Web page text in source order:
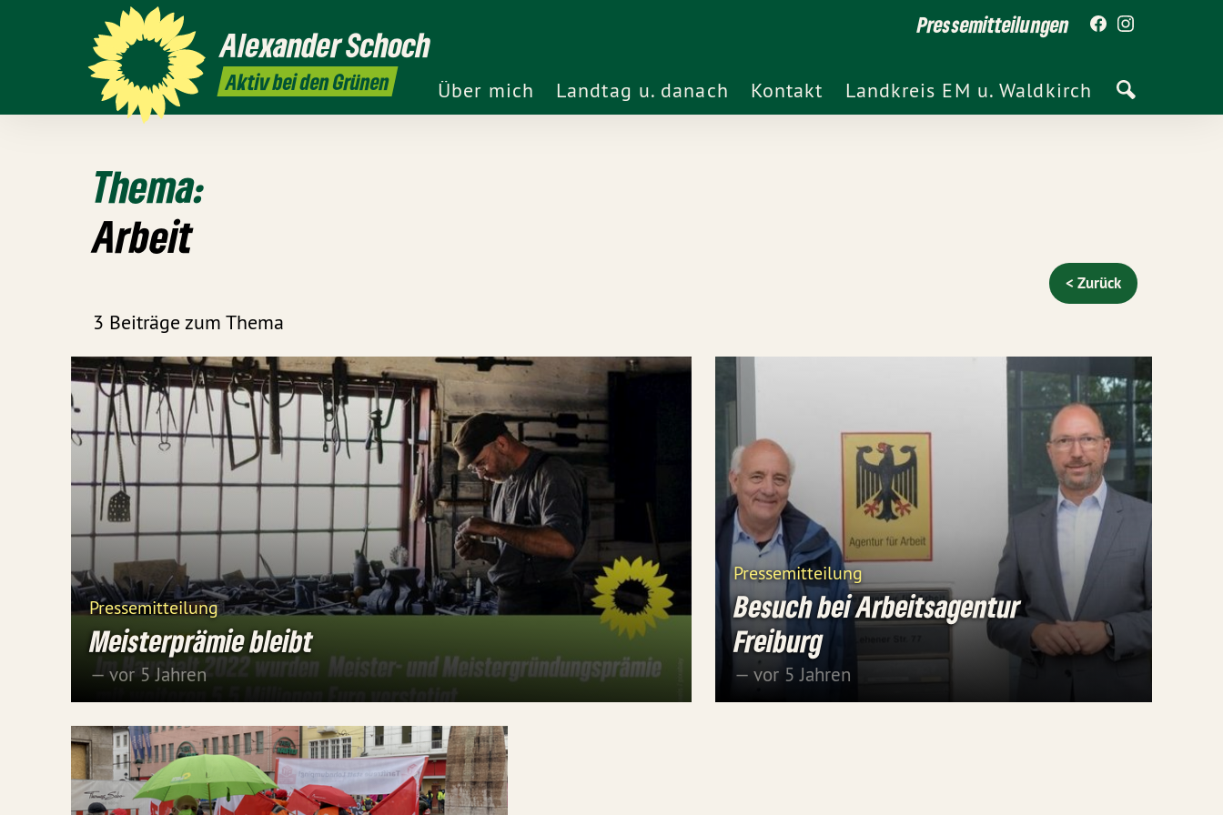
AlexanderSchoch
Aktiv bei den Grünen
Pressemitteilungen
Über mich Landtag u. danach Kontakt Landkreis EM u. Waldkirch
Thema:
Arbeit
3 Beiträge zum Thema
< Zurück
Pressemitteilung
Meisterprämie bleibt
— vor 5 Jahren
Pressemitteilung
Besuch bei Arbeitsagentur
Freiburg
— vor 5 Jahren